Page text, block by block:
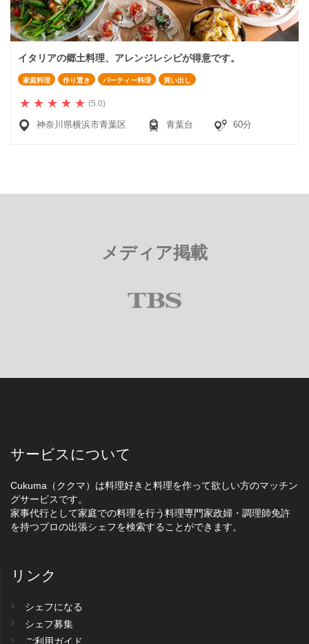
イタリアの郷土料理、アレンジレシピが得意です。
家庭料理 作り置き パーティー料理 買い出し
(5.0)
神奈川県横浜市青葉区 青葉台 60分
メディア掲載
サービスについて
Cukuma（ククマ）は料理好きと料理を作って欲しい方のマッチン
グサービスです。
家事代行として家庭での料理を行う料理専門家政婦・調理師免許
を持つプロの出張シェフを検索することができます。
リンク
シェフになる
シェフ募集
ご利用ガイド